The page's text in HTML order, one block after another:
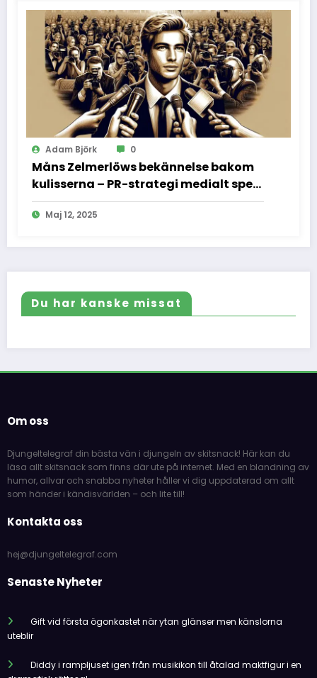
Adam Björk 0
Måns Zelmerlöws bekännelse bakom
kulisserna – PR-strategi medialt spel
och vad vi inte fick se
Maj 12, 2025
Du har kanske missat
Om oss
Djungeltelegraf din bästa vän i djungeln av skitsnack! Här kan du
läsa allt skitsnack som finns där ute på internet. Med en blandning av
humor, allvar och snabba nyheter håller vi dig uppdaterad om allt
som händer i kändisvärlden – och lite till!
Kontakta oss
hej@djungeltelegraf.com
Senaste Nyheter
Gift vid första ögonkastet när ytan glänser men känslorna
uteblir
Diddy i rampljuset igen från musikikon till åtalad maktfigur i en